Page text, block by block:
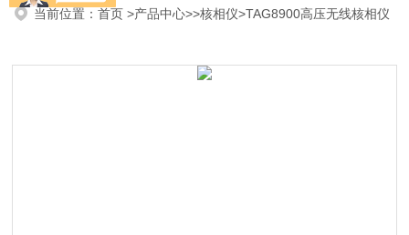
当前位置：首页>产品中心>>核相仪>TAG8900高压无线核相仪